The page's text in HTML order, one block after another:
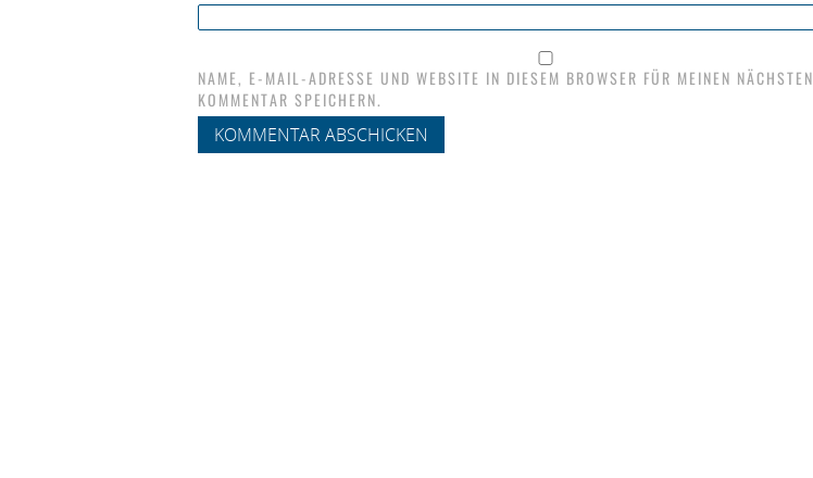
NAME, E-MAIL-ADRESSE UND WEBSITE IN DIESEM BROWSER FÜR MEINEN NÄCHSTEN
KOMMENTAR SPEICHERN.